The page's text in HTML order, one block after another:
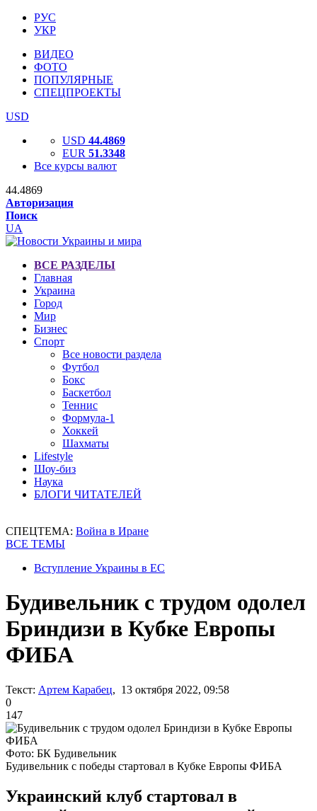
РУС
УКР
ВИДЕО
ФОТО
ПОПУЛЯРНЫЕ
СПЕЦПРОЕКТЫ
USD
USD 44.4869
EUR 51.3348
Все курсы валют
44.4869
Авторизация
Поиск
UA
ВСЕ РАЗДЕЛЫ
Главная
Украина
Город
Мир
Бизнес
Спорт
Все новости раздела
Футбол
Бокс
Баскетбол
Теннис
Формула-1
Хоккей
Шахматы
Lifestyle
Шоу-биз
Наука
БЛОГИ ЧИТАТЕЛЕЙ
СПЕЦТЕМА: Война в Иране
ВСЕ ТЕМЫ
Вступление Украины в ЕС
Будивельник с трудом одолел
Бриндизи в Кубке Европы
ФИБА
Текст: Артем Карабец, 13 октября 2022, 09:58
0
147
Фото: БК Будивельник
Будивельник с победы стартовал в Кубке Европы ФИБА
Украинский клуб стартовал в